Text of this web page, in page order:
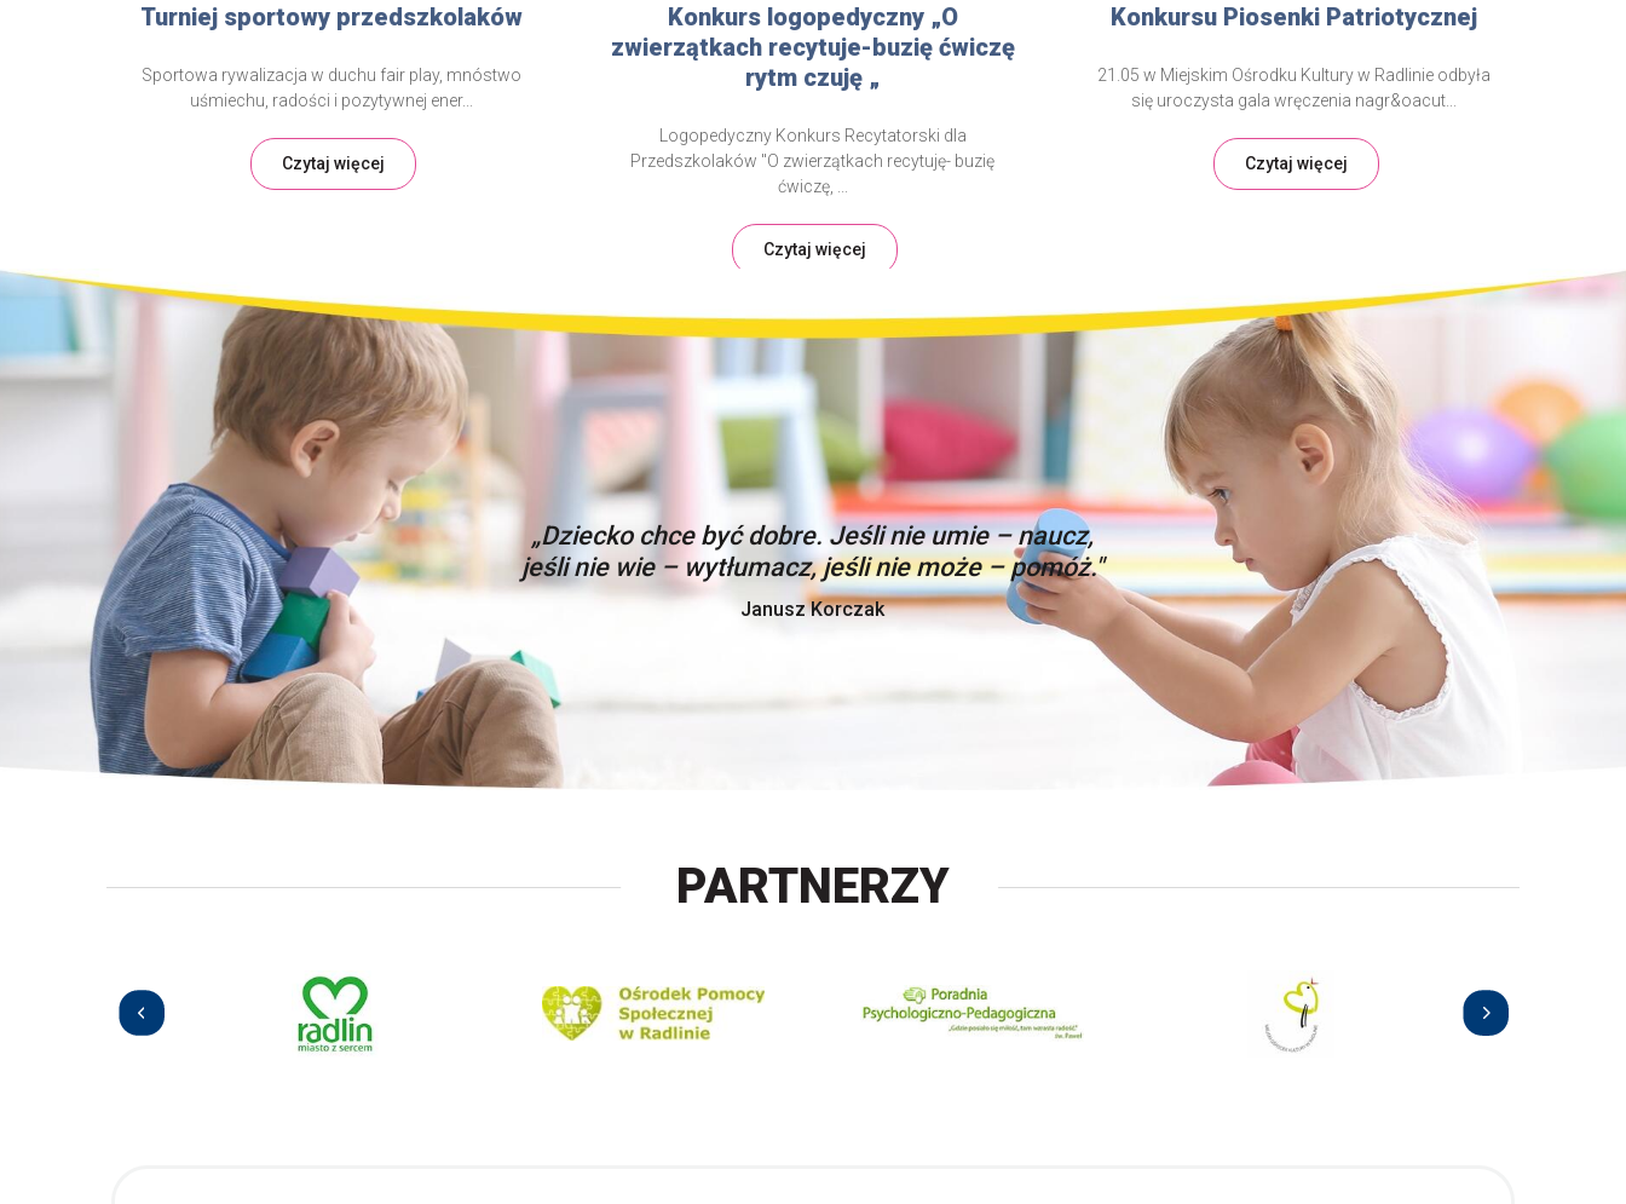
Turniej sportowy przedszkolaków
Sportowa rywalizacja w duchu fair play, mnóstwo
uśmiechu, radości i pozytywnej ener...
Czytaj więcej
Konkurs logopedyczny „O
zwierzątkach recytuje-buzię ćwiczę
rytm czuję „
Logopedyczny Konkurs Recytatorski dla
Przedszkolaków "O zwierzątkach recytuję- buzię
ćwiczę, ...
Czytaj więcej
Konkursu Piosenki Patriotycznej
21.05 w Miejskim Ośrodku Kultury w Radlinie odbyła
się uroczysta gala wręczenia nagr&oacut...
Czytaj więcej
„Dziecko chce być dobre. Jeśli nie umie – naucz,
jeśli nie wie – wytłumacz, jeśli nie może – pomóż."
Janusz Korczak
PARTNERZY